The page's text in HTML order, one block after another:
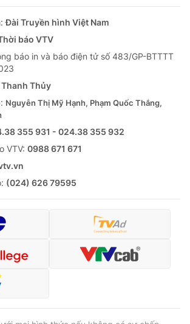
Đài Truyền hình Việt Nam
báo VTV
báo in và báo điện tử số 483/GP-BTTTT
Thủy
Nguyễn Thị Mỹ Hạnh, Phạm Quốc Thắng,
355 931 - 024.38 355 932
VTV: 0988 671 671
(024) 626 79595